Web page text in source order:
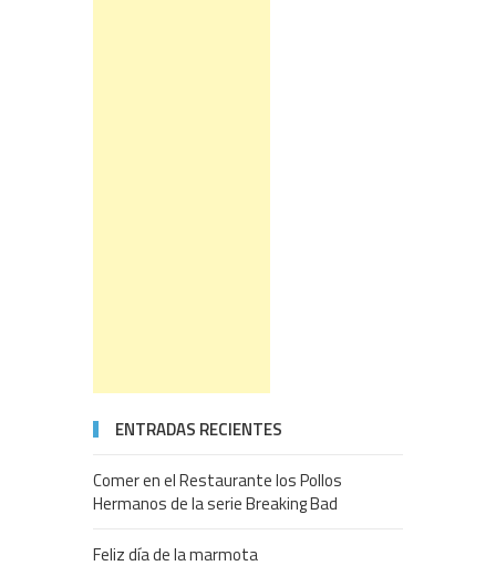
ENTRADAS RECIENTES
Comer en el Restaurante los Pollos
Hermanos de la serie Breaking Bad
Feliz día de la marmota